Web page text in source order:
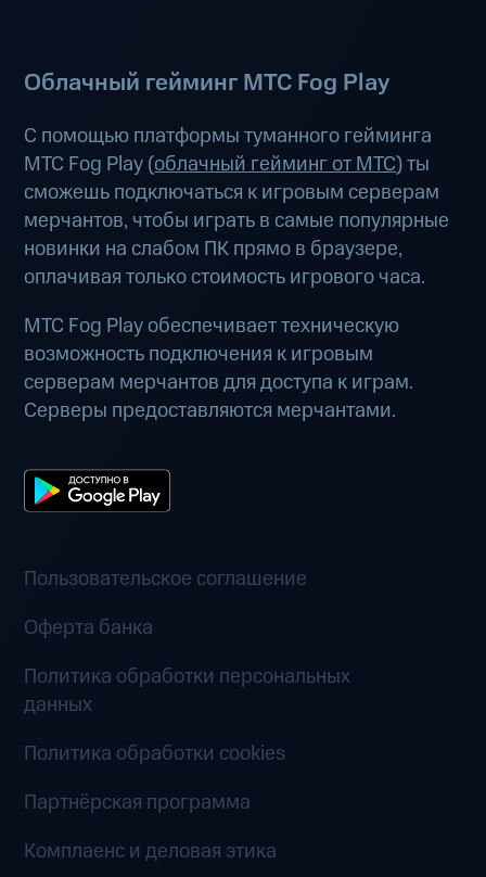
Облачный гейминг МТС Fog Play
С помощью платформы туманного гейминга
МТС Fog Play (облачный гейминг от МТС) ты
сможешь подключаться к игровым серверам
мерчантов, чтобы играть в самые популярные
новинки на слабом ПК прямо в браузере,
оплачивая только стоимость игрового часа.
МТС Fog Play обеспечивает техническую
возможность подключения к игровым
серверам мерчантов для доступа к играм.
Серверы предоставляются мерчантами.
Пользовательское соглашение
Оферта банка
Политика обработки персональных
данных
Политика обработки cookies
Партнёрская программа
Комплаенс и деловая этика